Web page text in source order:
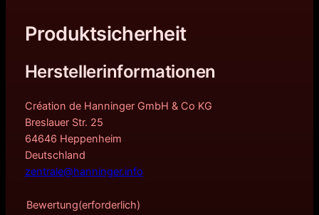
Produktsicherheit
Herstellerinformationen
Création de Hanninger GmbH & Co KG
Breslauer Str. 25
64646 Heppenheim
Deutschland
zentrale@hanninger.info
Bewertung(erforderlich)